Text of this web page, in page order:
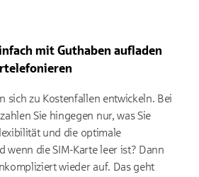
mit Guthaben aufladen
sich zu Kostenfallen entwickeln. Bei
Sie hingegen nur, was Sie
und die optimale
wenn die SIM-Karte leer ist? Dann
wieder auf. Das geht